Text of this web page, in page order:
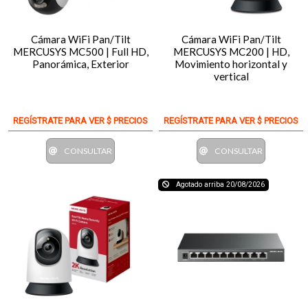
Cámara WiFi Pan/Tilt
MERCUSYS MC500 | Full HD,
Panorámica, Exterior
REGÍSTRATE PARA VER $ PRECIOS
CONSULTAR
Cámara WiFi Pan/Tilt
MERCUSYS MC200 | HD,
Movimiento horizontal y
vertical
REGÍSTRATE PARA VER $ PRECIOS
CONSULTAR
Agotado arriba 20/08/2026